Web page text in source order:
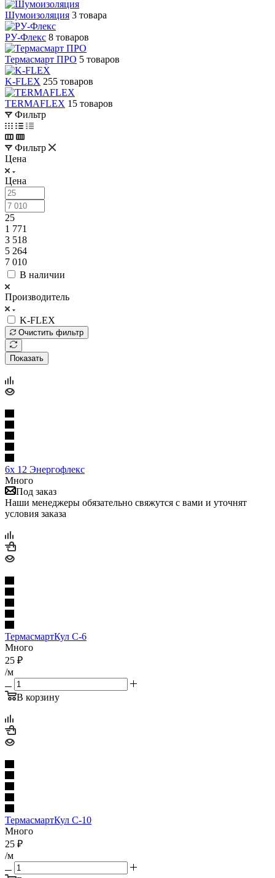
Шумоизоляция 3 товара
РУ-Флекс 8 товаров
Термасмарт ПРО 5 товаров
K-FLEX 255 товаров
TERMAFLEX 15 товаров
Фильтр
Фильтр
Цена
Цена
25
1 771
3 518
5 264
7 010
В наличии
Производитель
K-FLEX
Очистить фильтр
Показать
6х 12 Энергофлекс
Много
Под заказ
Наши менеджеры обязательно свяжутся с вами и уточнят
условия заказа
ТермасмартКул С-6
Много
25 ₽
/м
В корзину
ТермасмартКул С-10
Много
25 ₽
/м